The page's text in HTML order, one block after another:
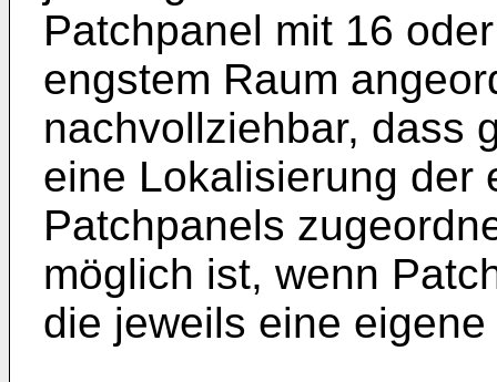
Patchpanel mit 16
engstem Raum
nachvollziehbar, dass
eine Lokalisierung der
Patchpanels
möglich ist, wenn
die jeweils eine